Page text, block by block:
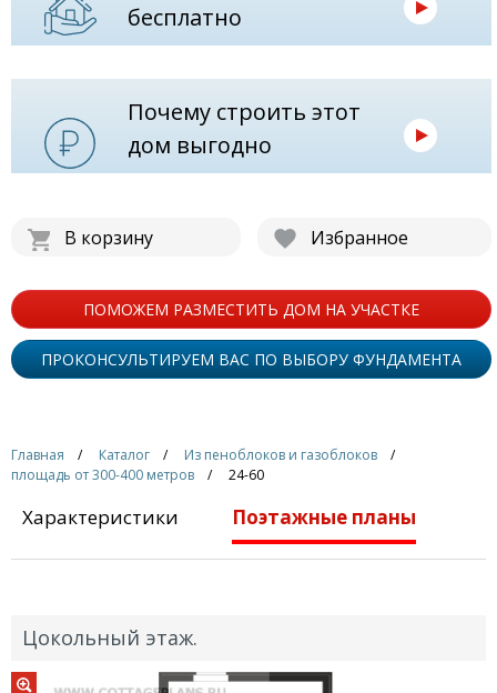
бесплатно
Почему строить этот
дом выгодно
В корзину Избранное
ПОМОЖЕМ РАЗМЕСТИТЬ ДОМ НА УЧАСТКЕ
ПРОКОНСУЛЬТИРУЕМ ВАС ПО ВЫБОРУ ФУНДАМЕНТА
Главная Каталог
Из пеноблоков и газоблоков
площадь от 300-400 метров
24-60
Характеристики Поэтажные планы
Цокольный этаж.